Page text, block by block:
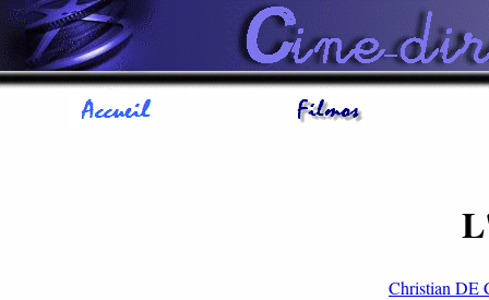
Christian